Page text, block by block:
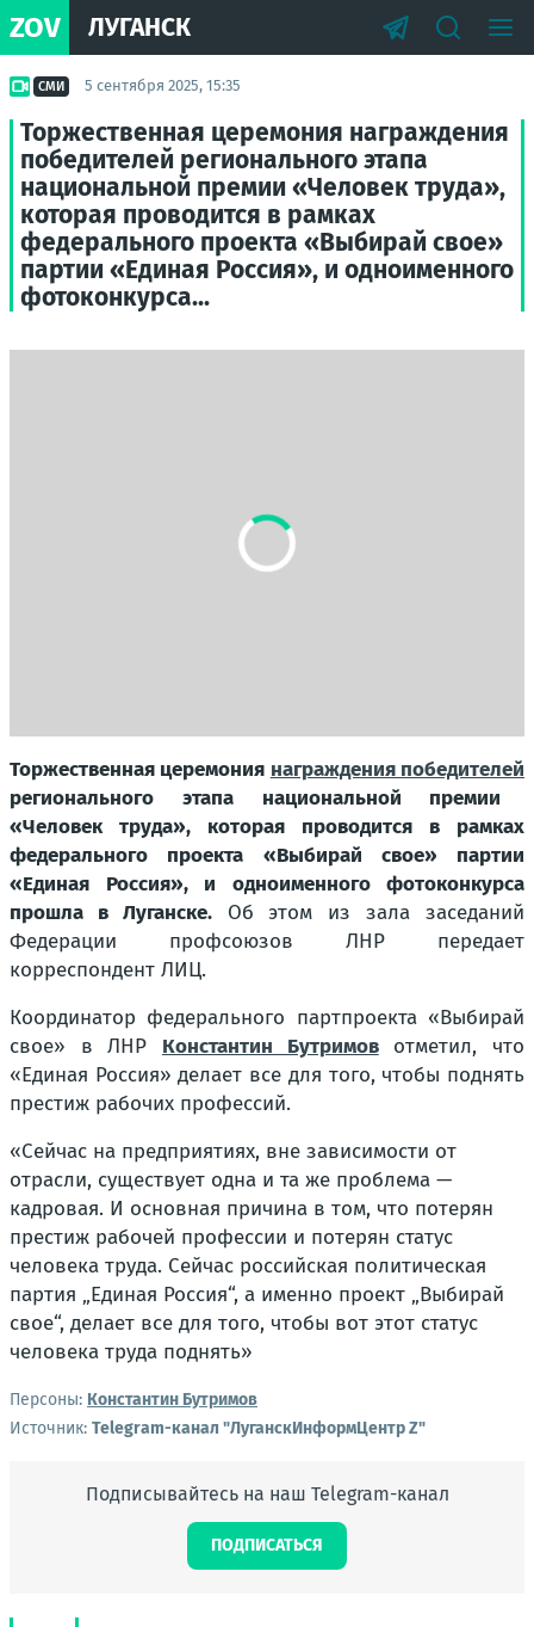
ZOV ЛУГАНСК
СМИ 5 сентября 2025, 15:35
Торжественная церемония награждения
победителей регионального этапа
национальной премии «Человек труда»,
которая проводится в рамках
федерального проекта «Выбирай свое»
партии «Единая Россия», и одноименного
фотоконкурса...
Торжественная церемония награждения победителей
регионального этапа национальной премии
«Человек труда», которая проводится в рамках
федерального проекта «Выбирай свое» партии
«Единая Россия», и одноименного фотоконкурса
прошла в Луганске.Об этом из зала заседаний
Федерации профсоюзов ЛНР передает
корреспондент ЛИЦ.
Координатор федерального партпроекта «Выбирай
свое» в ЛНР Константин Бутримовотметил, что
«Единая Россия» делает все для того, чтобы поднять
престиж рабочих профессий.
«Сейчас на предприятиях, вне зависимости от
отрасли, существует одна и та же проблема —
кадровая. И основная причина в том, что потерян
престиж рабочей профессии и потерян статус
человека труда. Сейчас российская политическая
партия „Единая Россия“, а именно проект „Выбирай
свое“, делает все для того, чтобы вот этот статус
человека труда поднять»
Персоны: Константин Бутримов
Источник: Telegram-канал "ЛуганскИнформЦентр Z"
Подписывайтесь на наш Telegram-канал
ПОДПИСАТЬСЯ